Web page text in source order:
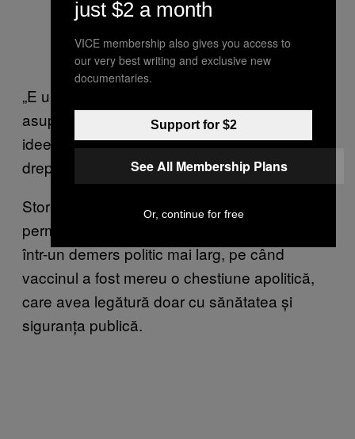
„E un limbaj puternic care leagă controlul
asupra propriului corp cu politica. Folosește
ideea că deținerea unui corp stă la baza
drepturilor fundamentale”, a zis el.
Stormer a zis că utilizarea sloganului îi
permite mișcării anti-vaccin să se încadreze
într-un demers politic mai larg, pe când
vaccinul a fost mereu o chestiune apolitică,
care avea legătură doar cu sănătatea și
siguranța publică.
just $2 a month
VICE membership also gives you access to
our very best writing and exclusive new
documentaries.
Support for $2
See All Membership Plans
Or, continue for free